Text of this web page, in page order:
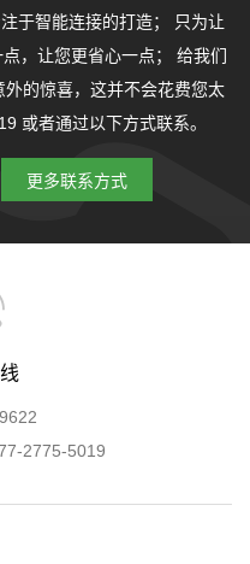
于智能连接的打造；
只为让
，让您更省心一点；
给我们
的惊喜，这并不会花费您太
或者通过以下方式联系。
更多联系方式
2775-5019